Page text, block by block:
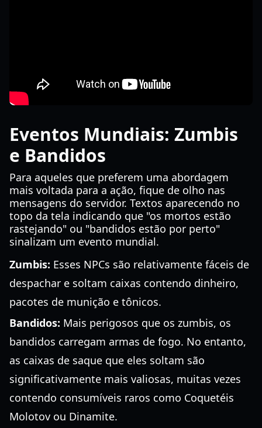
Eventos Mundiais: Zumbis
e Bandidos
Para aqueles que preferem uma abordagem
mais voltada para a ação, fique de olho nas
mensagens do servidor. Textos aparecendo no
topo da tela indicando que "os mortos estão
rastejando" ou "bandidos estão por perto"
sinalizam um evento mundial.
Zumbis: Esses NPCs são relativamente fáceis de
despachar e soltam caixas contendo dinheiro,
pacotes de munição e tônicos.
Bandidos: Mais perigosos que os zumbis, os
bandidos carregam armas de fogo. No entanto,
as caixas de saque que eles soltam são
significativamente mais valiosas, muitas vezes
contendo consumíveis raros como Coquetéis
Molotov ou Dinamite.